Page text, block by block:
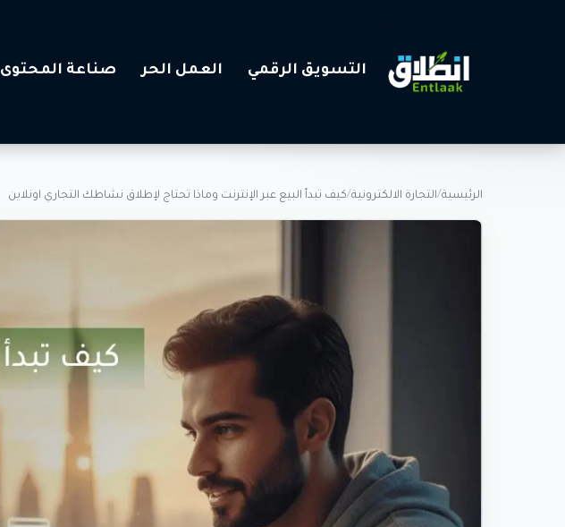
التسويق الرقمي العمل الحر صناعة المحتوى
الرئيسية/التجارة الالكترونية/كيف تبدأ البيع عبر الإنترنت وماذا تحتاج لإطلاق نشاطك التجاري اونلاين